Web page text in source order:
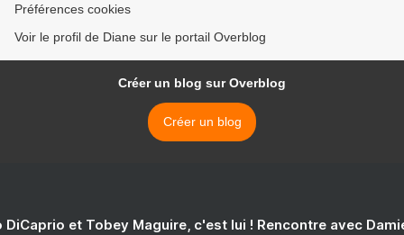
Préférences cookies
Voir le profil de Diane sur le portail Overblog
Créer un blog sur Overblog
Créer un blog
DiCaprio et Tobey Maguire, c'est lui ! Rencontre avec